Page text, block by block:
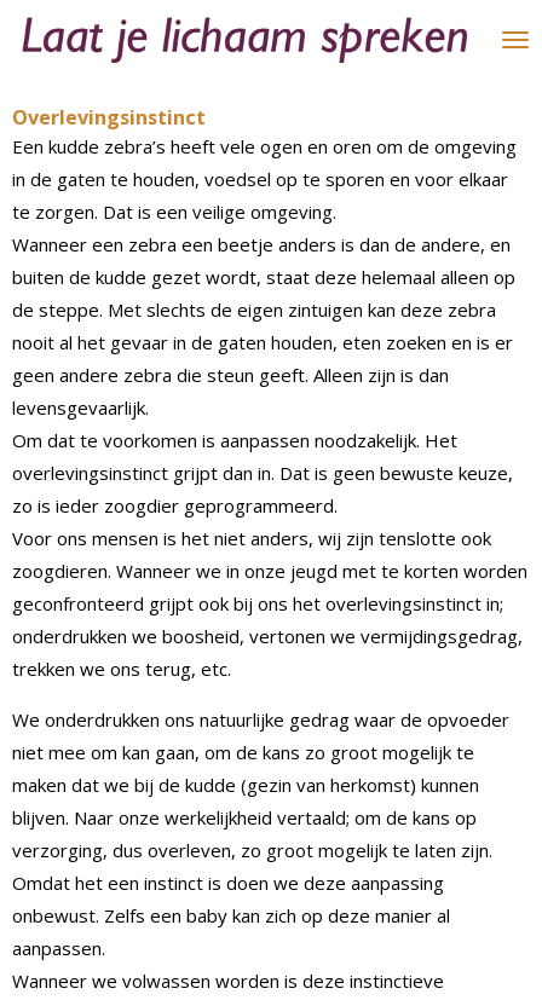
Ga
de
hoofdinhoud
Overlevingsinstinct
Een kudde zebra’s heeft vele ogen en oren om de omgeving
in de gaten te houden, voedsel op te sporen en voor elkaar
te zorgen. Dat is een veilige omgeving.
Wanneer een zebra een beetje anders is dan de andere, en
buiten de kudde gezet wordt, staat deze helemaal alleen op
de steppe. Met slechts de eigen zintuigen kan deze zebra
nooit al het gevaar in de gaten houden, eten zoeken en is er
geen andere zebra die steun geeft. Alleen zijn is dan
levensgevaarlijk.
Om dat te voorkomen is aanpassen noodzakelijk. Het
overlevingsinstinct grijpt dan in. Dat is geen bewuste keuze,
zo is ieder zoogdier geprogrammeerd.
Voor ons mensen is het niet anders, wij zijn tenslotte ook
zoogdieren. Wanneer we in onze jeugd met te korten worden
geconfronteerd grijpt ook bij ons het overlevingsinstinct in;
onderdrukken we boosheid, vertonen we vermijdingsgedrag,
trekken we ons terug, etc.
We onderdrukken ons natuurlijke gedrag waar de opvoeder
niet mee om kan gaan, om de kans zo groot mogelijk te
maken dat we bij de kudde (gezin van herkomst) kunnen
blijven. Naar onze werkelijkheid vertaald; om de kans op
verzorging, dus overleven, zo groot mogelijk te laten zijn.
Omdat het een instinct is doen we deze aanpassing
onbewust. Zelfs een baby kan zich op deze manier al
aanpassen.
Wanneer we volwassen worden is deze instinctieve